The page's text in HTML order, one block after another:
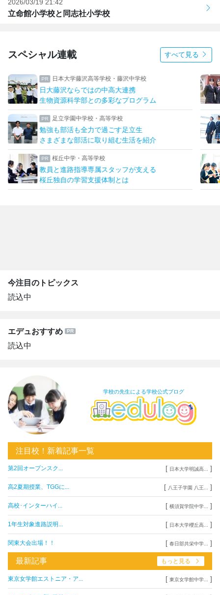
2026/03/19 21:42
立命館小学校と同志社小学校
スペシャル連載 すべて見る
日本大学藤沢高等学校・藤沢中学校
日大藤沢ならではの中高大連携
生物資源科学部との多彩なプログラム
足立学園中学校・高等学校
勉強も部活も全力で過ごす足立生
さまざまな部活に取り組む生活を紹介
桜丘中学・高等学校
教員と進路指導専属スタッフが支える
桜丘独自の学習支援体制とは
今注目のトピックス
読込中
エデュおすすめ
読込中
学校の先生による学校公式ブログ
注目校！新着記事一覧
第2回オープンスク... [ 日本大学明誠高... ]
高2夏期授業、TGGに... [ 八王子学園 八王... ]
高校･インターハイ... [ 横須賀学院中学... ]
1年生対象進路説明... [ 日本大学櫻丘高... ]
関東大会出場！！ [ 春日部共栄中学... ]
最新記事 もっと見る
東京女学館エストニア・ア... [ 東京女学館中学... ]